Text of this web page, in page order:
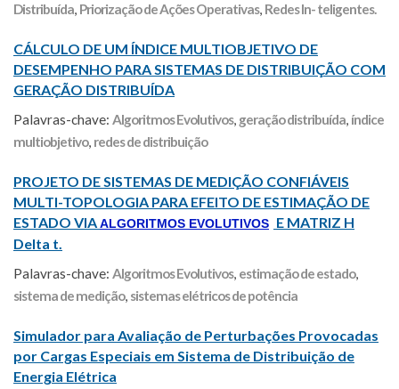
Distribuída, Priorização de Ações Operativas, Redes In- teligentes.
CÁLCULO DE UM ÍNDICE MULTIOBJETIVO DE
DESEMPENHO PARA SISTEMAS DE DISTRIBUIÇÃO COM
GERAÇÃO DISTRIBUÍDA
Palavras-chave: Algoritmos Evolutivos, geração distribuída, índice
multiobjetivo, redes de distribuição
PROJETO DE SISTEMAS DE MEDIÇÃO CONFIÁVEIS
MULTI-TOPOLOGIA PARA EFEITO DE ESTIMAÇÃO DE
ESTADO VIAALGORITMOS EVOLUTIVOS E MATRIZ H
Delta t.
Palavras-chave: Algoritmos Evolutivos, estimação de estado,
sistema de medição, sistemas elétricos de potência
Simulador para Avaliação de Perturbações Provocadas
por Cargas Especiais em Sistema de Distribuição de
Energia Elétrica